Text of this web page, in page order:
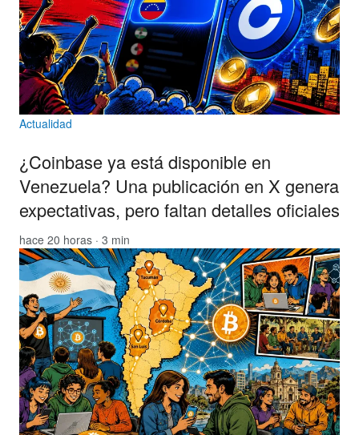
Actualidad
¿Coinbase ya está disponible en
Venezuela? Una publicación en X genera
expectativas, pero faltan detalles oficiales
hace 20 horas · 3 min